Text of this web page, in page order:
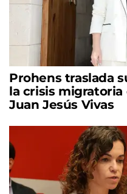
Prohens traslada
la crisis
Juan Jesús Vivas